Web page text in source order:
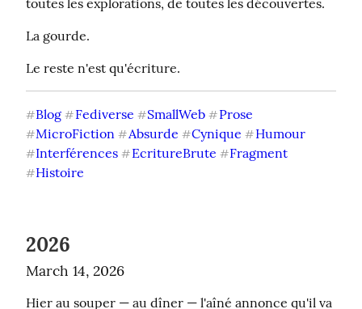
La gourde.
Le reste n'est qu'écriture.
#Blog #Fediverse #SmallWeb #Prose
#MicroFiction #Absurde #Cynique #Humour
#Interférences #EcritureBrute #Fragment
#Histoire
2026
March 14, 2026
Hier au souper — au dîner — l'aîné annonce qu'il va